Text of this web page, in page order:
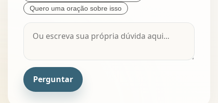
Quero uma oração sobre isso
Perguntar